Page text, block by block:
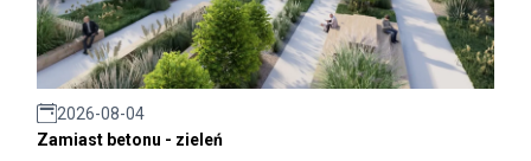
2026-08-04
Zamiast betonu - zieleń